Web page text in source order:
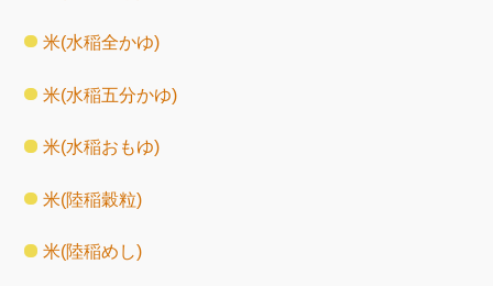
米(水稲全かゆ)
米(水稲五分かゆ)
米(水稲おもゆ)
米(陸稲穀粒)
米(陸稲めし)